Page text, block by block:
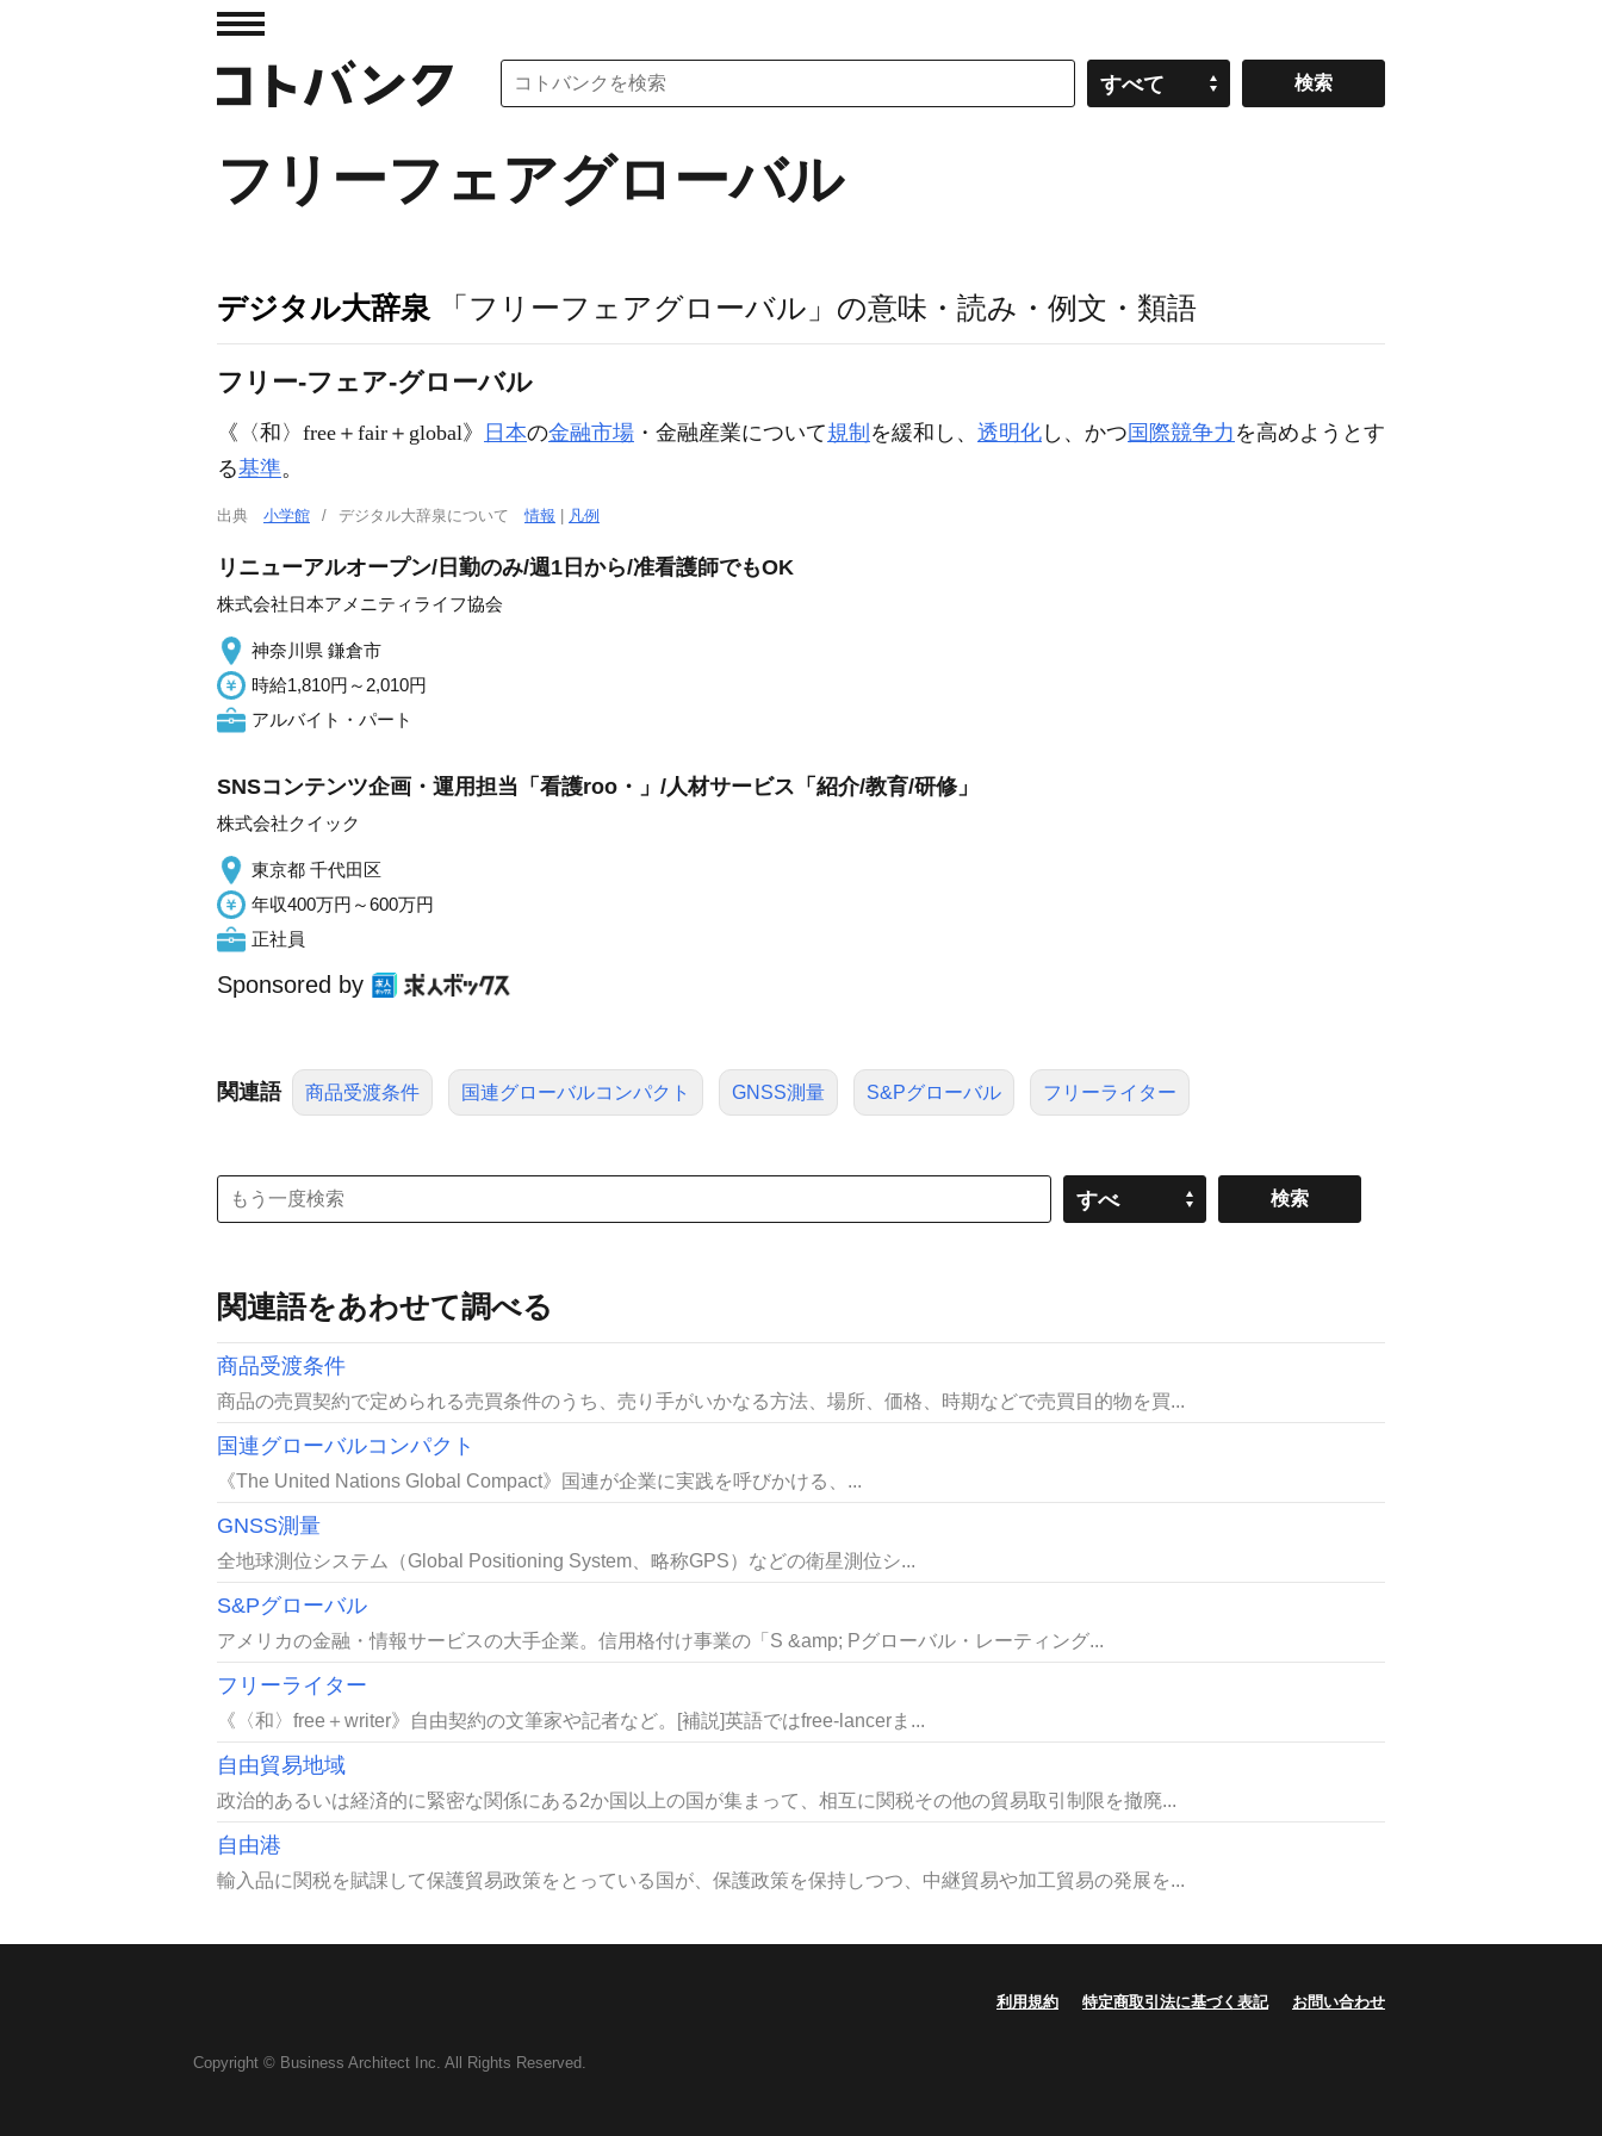
すべて
フリーフェアグローバル
デジタル大辞泉 「フリーフェアグローバル」の意味・読み・例文・類語
フリー‐フェア‐グローバル
《〈和〉free＋fair＋global》 日本の金融市場 ・金融産業について規制 を緩和し、 透明化 し、かつ 国際競争力 を高めようとす
る基準。
出典 小学館 デジタル大辞泉について情報 凡例
リニューアルオープン/日勤のみ/週1日から/准看護師でもOK
株式会社日本アメニティライフ協会
神奈川県 鎌倉市
時給1,810円～2,010円
アルバイト・パート
SNSコンテンツ企画・運用担当「看護roo・」/人材サービス「紹介/教育/研修」
株式会社クイック
東京都 千代田区
年収400万円～600万円
正社員
Sponsored by
関連語 商品受渡条件 国連グローバルコンパクト GNSS測量 S&Pグローバル フリーライター
すべ
関連語をあわせて調べる
商品受渡条件
商品の売買契約で定められる売買条件のうち、売り手がいかなる方法、場所、価格、時期などで売買目的物を買...
国連グローバルコンパクト
《The United Nations Global Compact》国連が企業に実践を呼びかける、...
GNSS測量
全地球測位システム（Global Positioning System、略称GPS）などの衛星測位シ...
S&Pグローバル
アメリカの金融・情報サービスの大手企業。信用格付け事業の「S &amp; Pグローバル・レーティング...
フリーライター
《〈和〉free＋writer》自由契約の文筆家や記者など。[補説]英語ではfree-lancerま...
自由貿易地域
政治的あるいは経済的に緊密な関係にある2か国以上の国が集まって、相互に関税その他の貿易取引制限を撤廃...
自由港
輸入品に関税を賦課して保護貿易政策をとっている国が、保護政策を保持しつつ、中継貿易や加工貿易の発展を...
利用規約 特定商取引法に基づく表記 お問い合わせ
Copyright © Business Architect Inc. All Rights Reserved.